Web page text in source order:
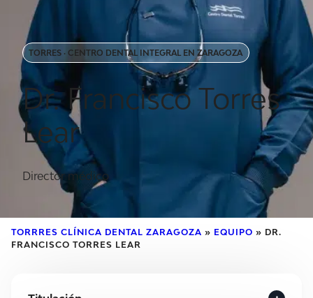
TORRES · CENTRO DENTAL INTEGRAL EN ZARAGOZA
Dr. Francisco Torres
Lear
Director médico
TORRRES CLÍNICA DENTAL ZARAGOZA » EQUIPO » DR.
FRANCISCO TORRES LEAR